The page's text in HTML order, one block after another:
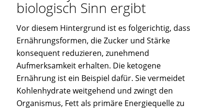
biologisch Sinn ergibt
Vor diesem Hintergrund ist es folgerichtig, dass
Ernährungsformen, die Zucker und Stärke
konsequent reduzieren, zunehmend
Aufmerksamkeit erhalten. Die ketogene
Ernährung ist ein Beispiel dafür. Sie vermeidet
Kohlenhydrate weitgehend und zwingt den
Organismus, Fett als primäre Energiequelle zu